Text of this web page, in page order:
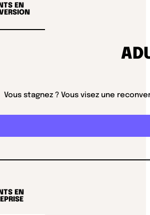
EN
Vous stagnez ? Vous visez une
EN